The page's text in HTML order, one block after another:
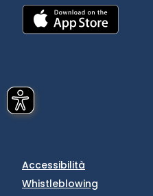
Accessibilità
Whistleblowing